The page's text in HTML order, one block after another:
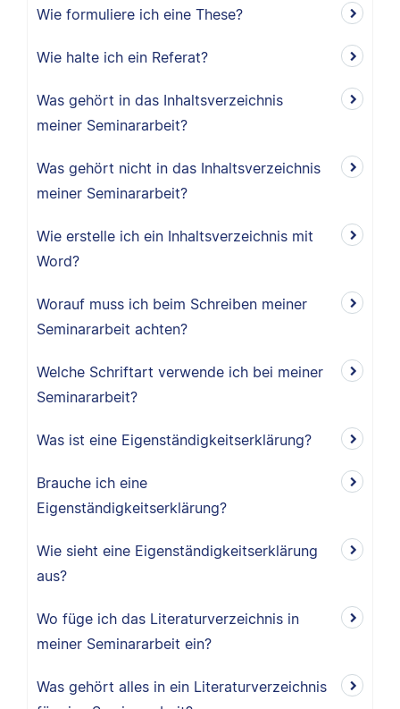
Wie formuliere ich eine These?
Wie halte ich ein Referat?
Was gehört in das Inhaltsverzeichnis
meiner Seminararbeit?
Was gehört nicht in das Inhaltsverzeichnis
meiner Seminararbeit?
Wie erstelle ich ein Inhaltsverzeichnis mit
Word?
Worauf muss ich beim Schreiben meiner
Seminararbeit achten?
Welche Schriftart verwende ich bei meiner
Seminararbeit?
Was ist eine Eigenständigkeitserklärung?
Brauche ich eine
Eigenständigkeitserklärung?
Wie sieht eine Eigenständigkeitserklärung
aus?
Wo füge ich das Literaturverzeichnis in
meiner Seminararbeit ein?
Was gehört alles in ein Literaturverzeichnis